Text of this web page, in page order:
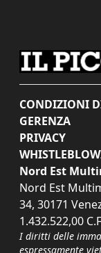
CONDIZIONI
GERENZA
PRIVACY
Nord Est
Nord Est
34, 30171
1.432.522,00
I diritti delle
espressamente